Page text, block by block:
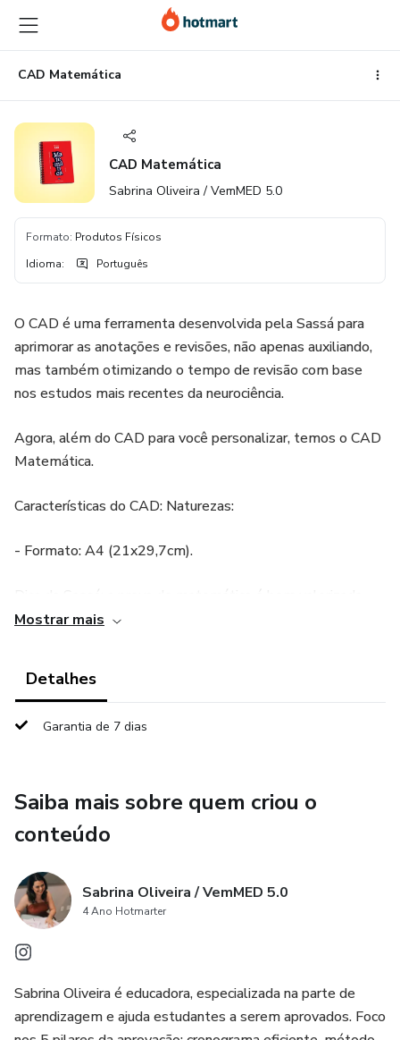
para
o
conteúdo
principal
para
o
pagamento
para
o
rodapé
CAD Matemática
CAD Matemática
Sabrina Oliveira / VemMED 5.0
Formato: Produtos Físicos
Idioma: Português
O CAD é uma ferramenta desenvolvida pela Sassá para
aprimorar as anotações e revisões, não apenas auxiliando,
mas também otimizando o tempo de revisão com base
nos estudos mais recentes da neurociência.
Agora, além do CAD para você personalizar, temos o CAD
Matemática.
Características do CAD: Naturezas:
- Formato: A4 (21x29,7cm).
pela TRI por isso é muito importante revisar e aprofundar
do processo de revisão nos 100 dias que antecedem o
Mostrar mais
Detalhes
Garantia de 7 dias
Saiba mais sobre quem criou o
conteúdo
Sabrina Oliveira / VemMED 5.0
4 Ano Hotmarter
Sabrina Oliveira é educadora, especializada na parte de
aprendizagem e ajuda estudantes a serem aprovados. Foco